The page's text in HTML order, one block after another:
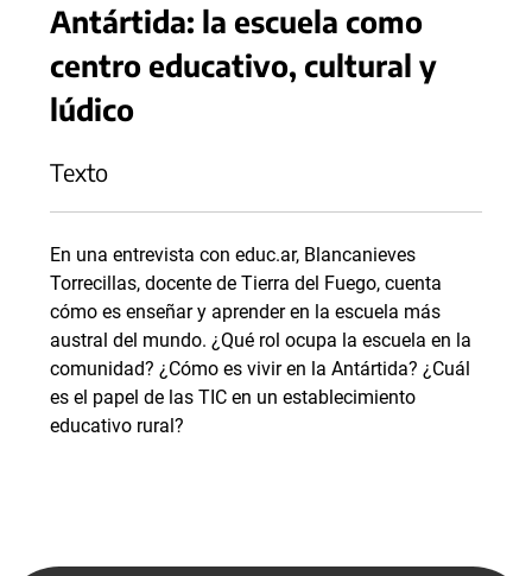
Antártida: la escuela como
centro educativo, cultural y
lúdico
Texto
En una entrevista con educ.ar, Blancanieves
Torrecillas, docente de Tierra del Fuego, cuenta
cómo es enseñar y aprender en la escuela más
austral del mundo. ¿Qué rol ocupa la escuela en la
comunidad? ¿Cómo es vivir en la Antártida? ¿Cuál
es el papel de las TIC en un establecimiento
educativo rural?